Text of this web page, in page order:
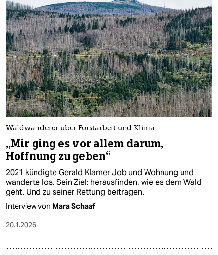
Waldwanderer über Forstarbeit und Klima
„Mir ging es vor allem darum,
Hoffnung zu geben“
2021 kündigte Gerald Klamer Job und Wohnung und
wanderte los. Sein Ziel: herausfinden, wie es dem Wald
geht. Und zu seiner Rettung beitragen.
Interview von Mara Schaaf
20.1.2026